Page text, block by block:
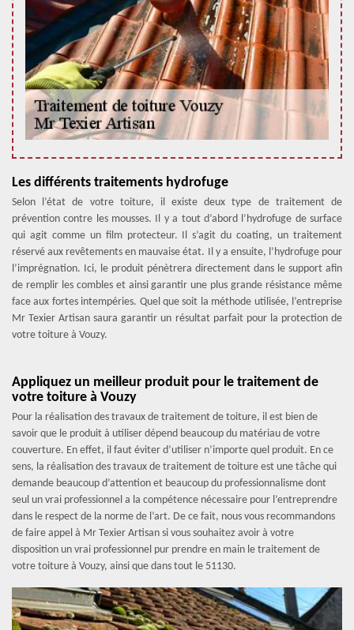
Les différents traitements hydrofuge
Selon l’état de votre toiture, il existe deux type de traitement de
prévention contre les mousses. Il y a tout d’abord l’hydrofuge de surface
qui agit comme un film protecteur. Il s’agit du coating, un traitement
réservé aux revêtements en mauvaise état. Il y a ensuite, l’hydrofuge pour
l’imprégnation. Ici, le produit pénètrera directement dans le support afin
de remplir les combles et ainsi garantir une plus grande résistance même
face aux fortes intempéries. Quel que soit la méthode utilisée, l’entreprise
Mr Texier Artisan saura garantir un résultat parfait pour la protection de
votre toiture à Vouzy.
Appliquez un meilleur produit pour le traitement de
votre toiture à Vouzy
Pour la réalisation des travaux de traitement de toiture, il est bien de
savoir que le produit à utiliser dépend beaucoup du matériau de votre
couverture. En effet, il faut éviter d’utiliser n’importe quel produit. En ce
sens, la réalisation des travaux de traitement de toiture est une tâche qui
demande beaucoup d’attention et beaucoup du professionnalisme dont
seul un vrai professionnel a la compétence nécessaire pour l’entreprendre
dans le respect de la norme de l’art. De ce fait, nous vous recommandons
de faire appel à Mr Texier Artisan si vous souhaitez avoir à votre
disposition un vrai professionnel pur prendre en main le traitement de
votre toiture à Vouzy, ainsi que dans tout le 51130.